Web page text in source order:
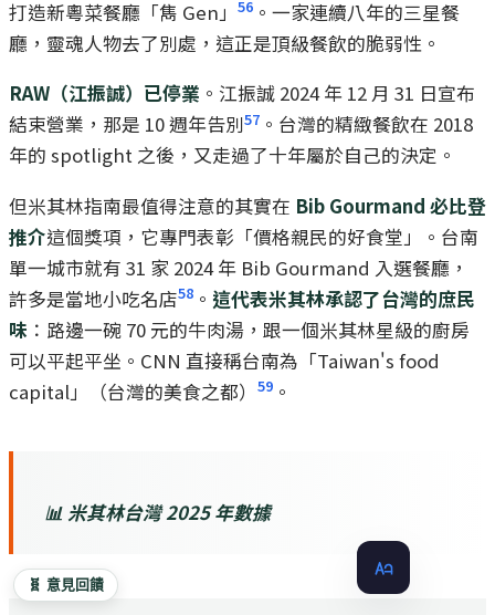
打造新粵菜餐廳「雋 Gen」 56 。一家連續八年的三星餐
廳，靈魂人物去了別處，這正是頂級餐飲的脆弱性。
RAW（江振誠）已停業 。江振誠 2024 年 12 月 31 日宣布
結束營業，那是 10 週年告別57 。台灣的精緻餐飲在 2018
年的 spotlight 之後，又走過了十年屬於自己的決定。
但米其林指南最值得注意的其實在 Bib Gourmand 必比登
推介這個獎項，它專門表彰「價格親民的好食堂」。台南
單一城市就有 31 家 2024 年 Bib Gourmand 入選餐廳，
許多是當地小吃名店58 。 這代表米其林承認了台灣的庶民
味 ：路邊一碗 70 元的牛肉湯，跟一個米其林星級的廚房
可以平起平坐。CNN 直接稱台南為「Taiwan's food
capital」（台灣的美食之都）
59 。
📊 米其林台灣 2025 年數據
🧬 意見回饋